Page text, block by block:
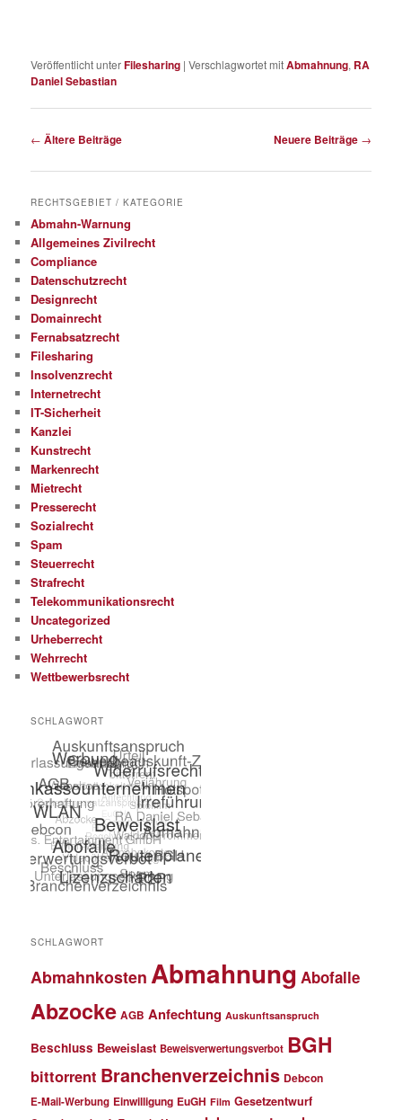
Veröffentlicht unterFilesharing |Verschlagwortet mitAbmahnung, RA
Daniel Sebastian
Beitragsnavigation
← Ältere Beiträge Neuere Beiträge →
RECHTSGEBIET / KATEGORIE
Abmahn-Warnung
Allgemeines Zivilrecht
Compliance
Datenschutzrecht
Designrecht
Domainrecht
Fernabsatzrecht
Filesharing
Insolvenzrecht
Internetrecht
IT-Sicherheit
Kanzlei
Kunstrecht
Markenrecht
Mietrecht
Presserecht
Sozialrecht
Spam
Steuerrecht
Strafrecht
Telekommunikationsrecht
Uncategorized
Urheberrecht
Wehrrecht
Wettbewerbsrecht
SCHLAGWORT
SCHLAGWORT
Abmahnkosten Abmahnung Abofalle
Abzocke AGB Anfechtung Auskunftsanspruch
Beschluss Beweislast Beweisverwertungsverbot BGH
bittorrent Branchenverzeichnis Debcon
E-Mail-Werbung Einwilligung EuGH Film Gesetzentwurf